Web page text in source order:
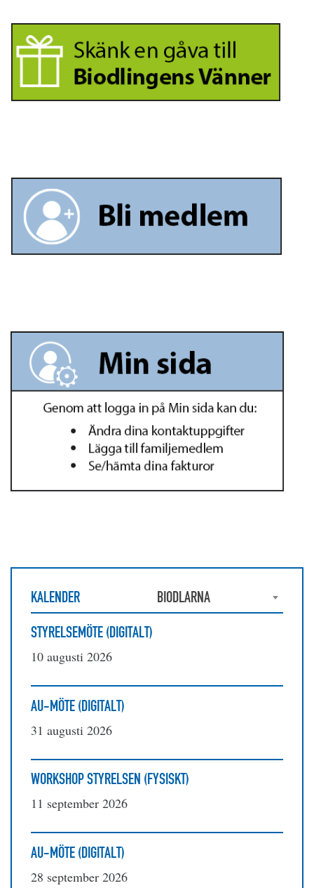
KALENDER
BIODLARNA
STYRELSEMÖTE (DIGITALT)
10 augusti 2026
AU-MÖTE (DIGITALT)
31 augusti 2026
WORKSHOP STYRELSEN (FYSISKT)
11 september 2026
AU-MÖTE (DIGITALT)
28 september 2026